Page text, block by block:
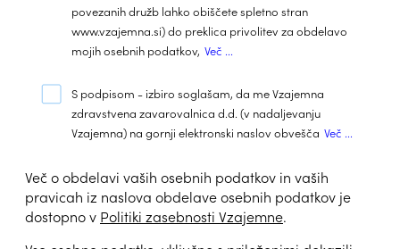
povezanih družb lahko obiščete spletno stran
www.vzajemna.si) do preklica privolitev za obdelavo
mojih osebnih podatkov, Več ...
S podpisom - izbiro soglašam, da me Vzajemna
zdravstvena zavarovalnica d.d. (v nadaljevanju
Vzajemna) na gornji elektronski naslov obvešča Več ...
Več o obdelavi vaših osebnih podatkov in vaših
pravicah iz naslova obdelave osebnih podatkov je
dostopno v Politiki zasebnosti Vzajemne.